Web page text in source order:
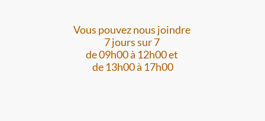
Vous pouvez nous joindre
7 jours sur 7
de 09h00 à 12h00 et
de 13h00 à 17h00